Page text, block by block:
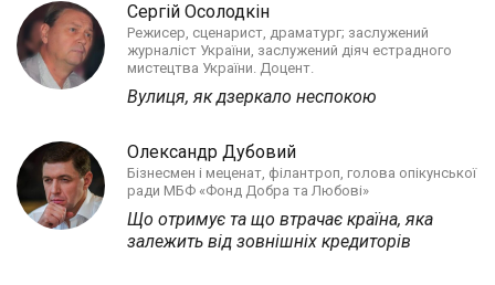
Сергій Осолодкін
Режисер, сценарист, драматург; заслужений
журналіст України, заслужений діяч естрадного
мистецтва України. Доцент.
Вулиця, як дзеркало неспокою
Олександр Дубовий
Бізнесмен і меценат, філантроп, голова опікунської
ради МБФ «Фонд Добра та Любові»
Що отримує та що втрачає країна, яка
залежить від зовнішніх кредиторів